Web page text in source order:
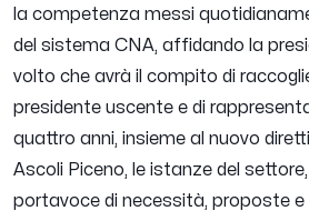
la competenza messi
del sistema CNA, affidando la
volto che avrà il compito di
presidente uscente e di
quattro anni, insieme al nuovo
Ascoli Piceno, le istanze del
portavoce di necessità, proposte e